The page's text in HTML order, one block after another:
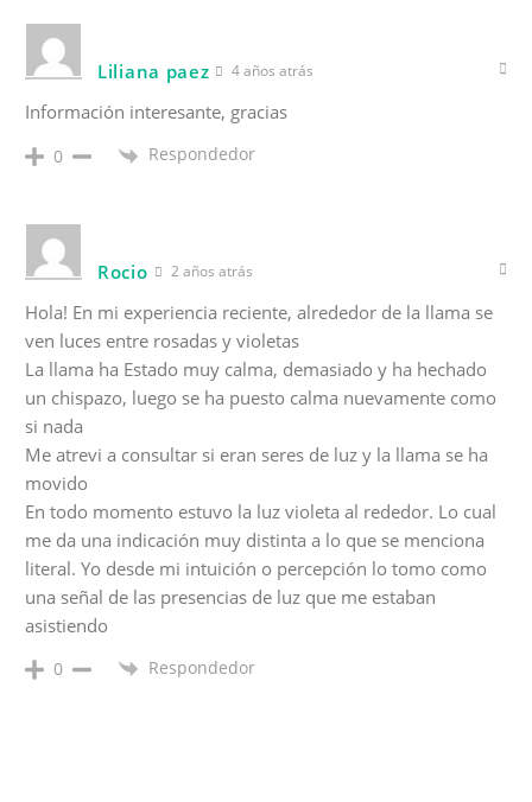
Liliana paez 4 años atrás
Información interesante, gracias
0 Respondedor
Rocio 2 años atrás
Hola! En mi experiencia reciente, alrededor de la llama se
ven luces entre rosadas y violetas
La llama ha Estado muy calma, demasiado y ha hechado
un chispazo, luego se ha puesto calma nuevamente como
si nada
Me atrevi a consultar si eran seres de luz y la llama se ha
movido
En todo momento estuvo la luz violeta al rededor. Lo cual
me da una indicación muy distinta a lo que se menciona
literal. Yo desde mi intuición o percepción lo tomo como
una señal de las presencias de luz que me estaban
asistiendo
0 Respondedor